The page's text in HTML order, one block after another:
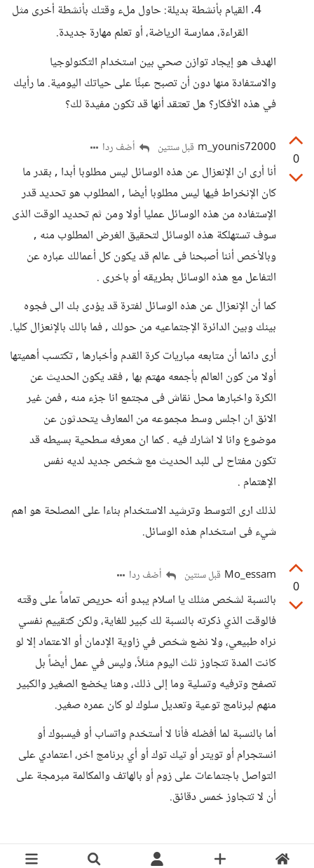
القيام بأنشطة بديلة: حاول ملء وقتك بأنشطة أخرى مثل
القراءة، ممارسة الرياضة، أو تعلم مهارة جديدة.
الهدف هو إيجاد توازن صحي بين استخدام التكنولوجيا
والاستفادة منها دون أن تصبح عبئًا على حياتك اليومية. ما رأيك
في هذه الأفكار؟ هل تعتقد أنها قد تكون مفيدة لك؟
0
m_younis72000 قبل سنتين أضف ردا
أنا أرى ان الإنعزال عن هذه الوسائل ليس مطلوبا أبدا , بقدر ما
كان الإنخراط فيها ليس مطلوبا أيضا , المطلوب هو تحديد قدر
الإستفاده من هذه الوسائل عمليا أولا ومن ثم تحديد الوقت الذى
سوف تستهلكة هذه الوسائل لتحقيق الغرض المطلوب منه ,
وبالأخص أننا أصبحنا فى عالم قد يكون كل أعمالك عباره عن
التفاعل مع هذه الوسائل بطريقه أو باخرى .
كما أن الإنعزال عن هذه الوسائل لفترة قد يؤدى بك الى فجوه
بينك وبين الدائرة الإجتماعيه من حولك , فما بالك بالإنعزال كليا.
أرى دائما أن متابعه مباريات كرة القدم وأخبارها , تكتسب أهميتها
أولا من كون العالم بأجمعه مهتم بها , فقد يكون الحديث عن
الكرة واخبارها محل نقاش فى مجتمع انا جزء منه , فمن غير
الائق ان اجلس وسط مجموعه من المعارف يتحدثون عن
موضوع وانا لا اشارك فيه . كما ان معرفه سطحية بسيطه قد
تكون مفتاح لى للبد الحديث مع شخص جديد لديه نفس
الإهتمام .
لذلك ارى التوسط وترشيد الاستخدام بناءا على المصلحة هو اهم
شيء فى استخدام هذه الوسائل.
0
Mo_essam قبل سنتين أضف ردا
بالنسبة لشخص مثلك يا اسلام يبدو أنه حريص تماماً على وقته
فالوقت الذي ذكرته بالنسبة لك كبير للغاية، ولكن كتقييم نفسي
نراه طبيعي، ولا نضع شخص في زاوية الإدمان أو الاعتماد إلا لو
كانت المدة تتجاوز ثلث اليوم مثلاً، وليس في عمل أيضاً بل
تصفح وترفيه وتسلية وما إلى ذلك، وهنا يخضع الصغير والكبير
منهم لبرنامج توعية وتعديل سلوك لو كان عمره صغير.
أما بالنسبة لما أفضله فأنا لا أستخدم واتساب أو فيسبوك أو
انستجرام أو تويتر أو تيك توك أو أي برنامج اخر، اعتمادي على
التواصل باجتماعات على زوم أو بالهاتف والمكالمة مبرمجة على
أن لا تتجاوز خمس دقائق.